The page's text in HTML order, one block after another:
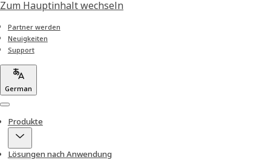
Zum Hauptinhalt wechseln
Partner werden
Neuigkeiten
Support
German
Menu
Produkte
Lösungen nach Anwendung